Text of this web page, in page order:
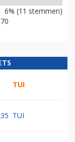
6% (11 stemmen)
TUI
TUI